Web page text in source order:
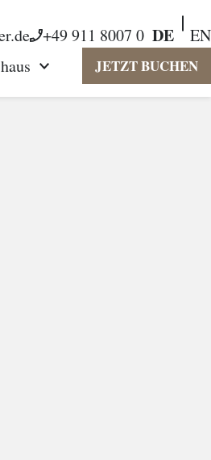
+49 911 8007 0 DE
EN
Menu
Toggle Dropdown Menu
JETZT BUCHEN